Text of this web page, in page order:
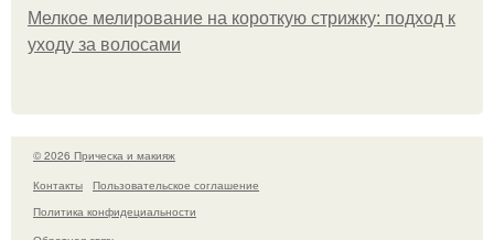
Мелкое мелирование на короткую стрижку: подход к
уходу за волосами
© 2026 Прическа и макияж
Контакты
Пользовательское соглашение
Политика конфидециальности